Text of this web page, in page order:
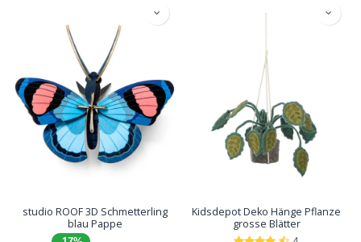
studio ROOF 3D Schmetterling
blau Pappe
Kidsdepot Deko Hänge Pflanze
grosse Blätter